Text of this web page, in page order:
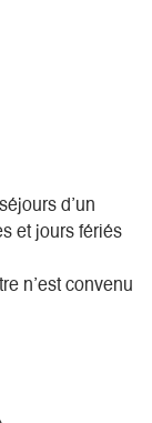
d’un petit lit
en tant
avec 1 ou 2 lits
couchage
salle de bain
de 55 m²,
d’un
et jours fériés
n’est convenu